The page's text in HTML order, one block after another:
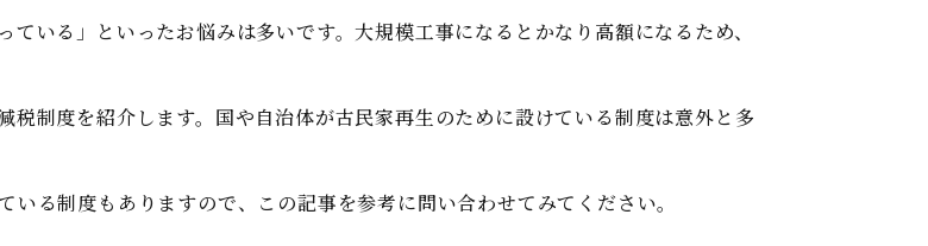
ている」といったお悩みは多いです。大規模工事になるとかなり高額になるため、
制度を紹介します。国や自治体が古民家再生のために設けている制度は意外と多
る制度もありますので、この記事を参考に問い合わせてみてください。